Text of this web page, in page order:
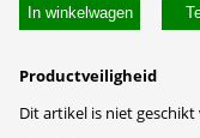
In winkelwagen
Productveiligheid
Dit artikel is niet